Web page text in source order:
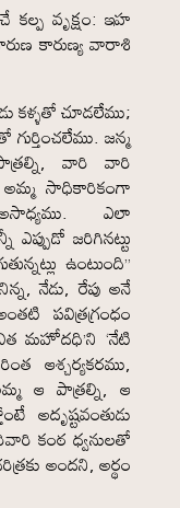
కల్ప వృక్షం: ఇహ
కారుణ్య వారాశి
కళ్ళతో చూడలేము;
జన్మ
వారి వారి
అమ్మ సాధికారికంగా
ఎలా
ఎప్పుడో జరిగినట్టు
ఉంటుంది”
నేడు, రేపు అనే
పవిత్రగ్రంధం
మహోదధి’ని ‘నేటి
ఆశ్చర్యకరము,
ఆ పాత్రల్ని, ఆ
అదృష్టవంతుడు
కంఠ ధ్వనులతో
అందని, అర్థం